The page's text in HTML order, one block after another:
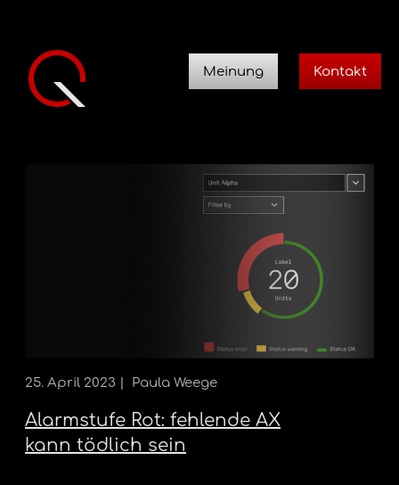
Meinung Kontakt
25. April 2023 Paula Weege
Alarmstufe Rot: fehlende AX
kann tödlich sein